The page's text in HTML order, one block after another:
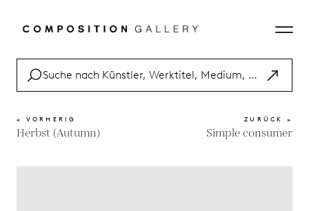
« VORHERIG
Herbst (Autumn)
ZURÜCK »
Simple consumer